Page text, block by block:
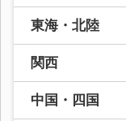
東海・北陸
関西
中国・四国